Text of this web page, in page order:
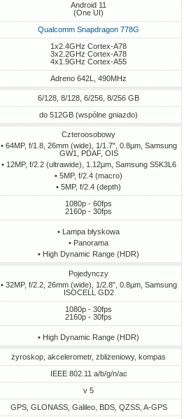
Android 11
(One UI)
Qualcomm Snapdragon 778G
1x2.4GHz Cortex-A78
3x2.2GHz Cortex-A78
4x1.9GHz Cortex-A55
Adreno 642L, 490MHz
6/128, 8/128, 6/256, 8/256 GB
do 512GB (wspólne gniazdo)
Czteroosobowy
• 64MP, f/1.8, 26mm (wide), 1/1.7", 0.8µm, Samsung
GW1, PDAF, OIS
• 12MP, f/2.2 (ultrawide), 1.12µm, Samsung S5K3L6
• 5MP, f/2.4 (macro)
• 5MP, f/2.4 (depth)
1080p - 60fps
2160p - 30fps
• Lampa błyskowa
• Panorama
• High Dynamic Range (HDR)
Pojedynczy
• 32MP, f/2.2, 26mm (wide), 1/2.8", 0.8µm, Samsung
ISOCELL GD2
1080p - 30fps
2160p - 30fps
• High Dynamic Range (HDR)
żyroskop, akcelerometr, zbliżeniowy, kompas
IEEE 802.11 a/b/g/n/ac
v 5
GPS, GLONASS, Galileo, BDS, QZSS, A-GPS